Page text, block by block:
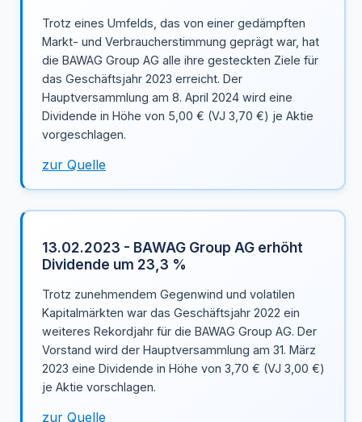
Trotz eines Umfelds, das von einer gedämpften
Markt- und Verbraucherstimmung geprägt war, hat
die BAWAG Group AG alle ihre gesteckten Ziele für
das Geschäftsjahr 2023 erreicht. Der
Hauptversammlung am 8. April 2024 wird eine
Dividende in Höhe von 5,00 € (VJ 3,70 €) je Aktie
vorgeschlagen.
zur Quelle
13.02.2023 - BAWAG Group AG erhöht
Dividende um 23,3 %
Trotz zunehmendem Gegenwind und volatilen
Kapitalmärkten war das Geschäftsjahr 2022 ein
weiteres Rekordjahr für die BAWAG Group AG. Der
Vorstand wird der Hauptversammlung am 31. März
2023 eine Dividende in Höhe von 3,70 € (VJ 3,00 €)
je Aktie vorschlagen.
zur Quelle